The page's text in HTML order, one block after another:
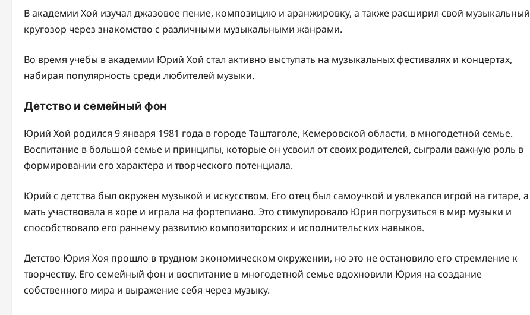
В академии Хой изучал джазовое пение, композицию и аранжировку, а также расширил свой музыкальный
кругозор через знакомство с различными музыкальными жанрами.
Во время учебы в академии Юрий Хой стал активно выступать на музыкальных фестивалях и концертах,
набирая популярность среди любителей музыки.
Детство и семейный фон
Юрий Хой родился 9 января 1981 года в городе Таштаголе, Кемеровской области, в многодетной семье.
Воспитание в большой семье и принципы, которые он усвоил от своих родителей, сыграли важную роль в
формировании его характера и творческого потенциала.
Юрий с детства был окружен музыкой и искусством. Его отец был самоучкой и увлекался игрой на гитаре, а
мать участвовала в хоре и играла на фортепиано. Это стимулировало Юрия погрузиться в мир музыки и
способствовало его раннему развитию композиторских и исполнительских навыков.
Детство Юрия Хоя прошло в трудном экономическом окружении, но это не остановило его стремление к
творчеству. Его семейный фон и воспитание в многодетной семье вдохновили Юрия на создание
собственного мира и выражение себя через музыку.